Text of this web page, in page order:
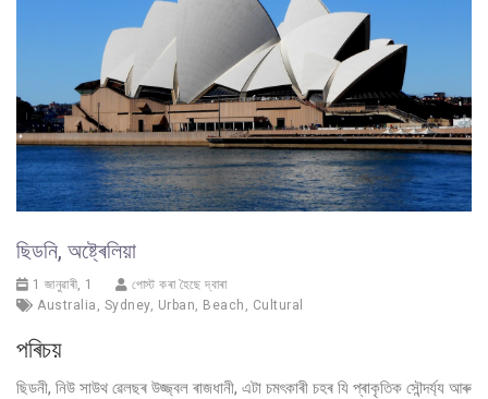
ছিডনি, অষ্ট্ৰেলিয়া
1 জানুৱাৰী, 1
পোস্ট কৰা হৈছে দ্বাৰা
Australia , Sydney, Urban, Beach , Cultural
পৰিচয়
ছিডনী, নিউ সাউথ ৱেলছৰ উজ্জ্বল ৰাজধানী, এটা চমৎকাৰী চহৰ যি প্ৰাকৃতিক সৌন্দৰ্য্য আৰু